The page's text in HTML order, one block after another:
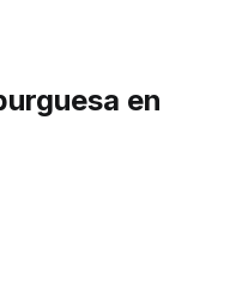
en